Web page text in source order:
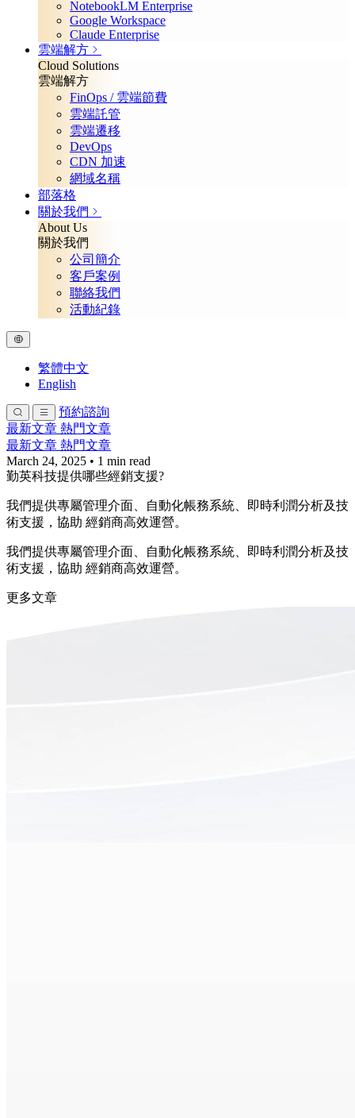
NotebookLM Enterprise
Google Workspace
Claude Enterprise
雲端解方
Cloud Solutions
雲端解方
FinOps / 雲端節費
雲端託管
雲端遷移
DevOps
CDN 加速
網域名稱
部落格
關於我們
About Us
關於我們
公司簡介
客戶案例
聯絡我們
活動紀錄
繁體中文
English
預約諮詢
最新文章 熱門文章
最新文章 熱門文章
March 24, 2025 • 1 min read
勤英科技提供哪些經銷支援?
我們提供專屬管理介面、自動化帳務系統、即時利潤分析及技
術支援，協助 經銷商高效運營。
我們提供專屬管理介面、自動化帳務系統、即時利潤分析及技
術支援，協助 經銷商高效運營。
更多文章